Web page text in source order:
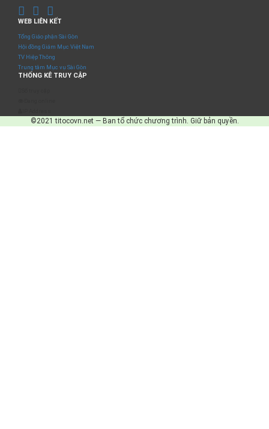
WEB LIÊN KẾT
Tổng Giáo phận Sài Gòn
Hội đồng Giám Mục Việt Nam
TV Hiệp Thông
Trung tâm Mục vụ Sài Gòn
THỐNG KÊ TRUY CẬP
©2021 titocovn.net — Ban tổ chức chương trình. Giữ bản quyền.